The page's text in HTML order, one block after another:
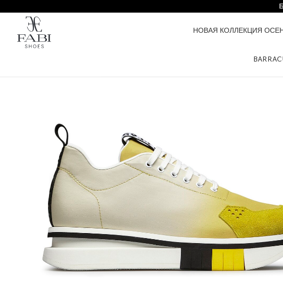
НОВАЯ КОЛЛЕКЦИЯ